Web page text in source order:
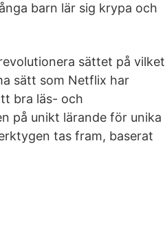
barn lär sig krypa och
sättet på vilket
sätt som Netflix har
bra läs- och
på unikt lärande för unika
tas fram, baserat